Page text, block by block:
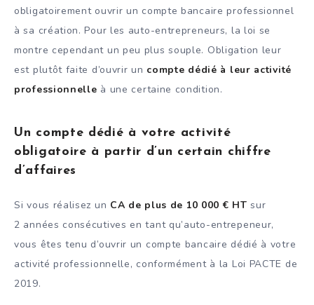
obligatoirement ouvrir un compte bancaire professionnel
à sa création. Pour les auto-entrepreneurs, la loi se
montre cependant un peu plus souple. Obligation leur
est plutôt faite d’ouvrir un compte dédié à leur activité
professionnelle à une certaine condition.
Un compte dédié à votre activité
obligatoire à partir d’un certain chiffre
d’affaires
Si vous réalisez un CA de plus de 10 000 € HT sur
2 années consécutives en tant qu’auto-entrepeneur,
vous êtes tenu d’ouvrir un compte bancaire dédié à votre
activité professionnelle, conformément à la Loi PACTE de
2019.